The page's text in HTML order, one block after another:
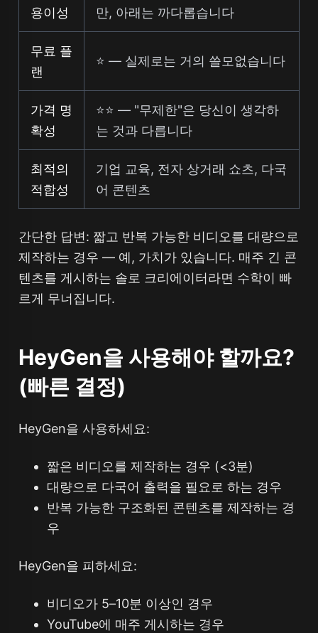
용이성
만, 아래는 까다롭습니다
무료 플
랜
⭐ — 실제로는 거의 쓸모없습니다
가격 명
확성
⭐⭐ — "무제한"은 당신이 생각하
는 것과 다릅니다
최적의
적합성
기업 교육, 전자 상거래 쇼츠, 다국
어 콘텐츠
간단한 답변: 짧고 반복 가능한 비디오를 대량으로
제작하는 경우 — 예, 가치가 있습니다. 매주 긴 콘
텐츠를 게시하는 솔로 크리에이터라면 수학이 빠
르게 무너집니다.
HeyGen을 사용해야 할까요?
(빠른 결정)
HeyGen을 사용하세요:
짧은 비디오를 제작하는 경우 (<3분)
대량으로 다국어 출력을 필요로 하는 경우
반복 가능한 구조화된 콘텐츠를 제작하는 경
우
HeyGen을 피하세요:
비디오가 5–10분 이상인 경우
YouTube에 매주 게시하는 경우